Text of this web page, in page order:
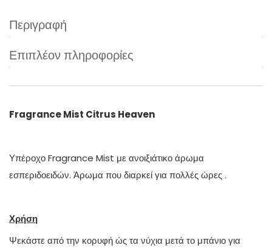
Περιγραφή
Επιπλέον πληροφορίες
Fragrance Mist Citrus Heaven
Υπέροχο Fragrance Mist με ανοιξιάτικο άρωμα
εσπεριδοειδών. Άρωμα που διαρκεί για πολλές ώρες .
Χρήση
Ψεκάστε από την κορυφή ώς τα νύχια μετά το μπάνιο για